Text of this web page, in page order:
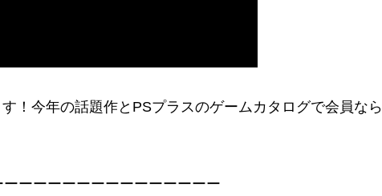
！今年の話題作とPSプラスのゲームカタログで会員なら
ーーーーーーーーーーーーーー